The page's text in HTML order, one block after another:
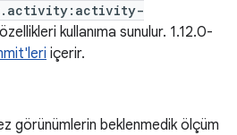
özellikleri kullanıma sunulur. 1.12.0-
içerir.
görünümlerin beklenmedik ölçüm